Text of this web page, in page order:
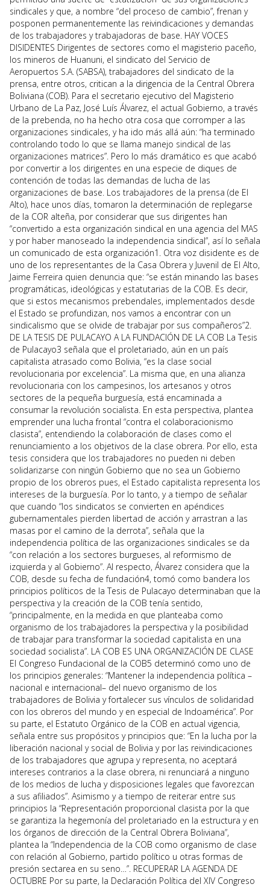
sindicales y que, a nombre “del proceso de cambio”, frenan y
posponen permanentemente las reivindicaciones y demandas
de los trabajadores y trabajadoras de base. HAY VOCES
DISIDENTES Dirigentes de sectores como el magisterio paceño,
los mineros de Huanuni, el sindicato del Servicio de
Aeropuertos S.A. (SABSA), trabajadores del sindicato de la
prensa, entre otros, critican a la dirigencia de la Central Obrera
Boliviana (COB). Para el secretario ejecutivo del Magisterio
Urbano de La Paz, José Luís Álvarez, el actual Gobierno, a través
de la prebenda, no ha hecho otra cosa que corromper a las
organizaciones sindicales, y ha ido más allá aún: “ha terminado
controlando todo lo que se llama manejo sindical de las
organizaciones matrices”. Pero lo más dramático es que acabó
por convertir a los dirigentes en una especie de diques de
contención de todas las demandas de lucha de las
organizaciones de base. Los trabajadores de la prensa (de El
Alto), hace unos días, tomaron la determinación de replegarse
de la COR alteña, por considerar que sus dirigentes han
“convertido a esta organización sindical en una agencia del MAS
y por haber manoseado la independencia sindical”, así lo señala
un comunicado de esta organización1. Otra voz disidente es de
uno de los representantes de la Casa Obrera y Juvenil de El Alto,
Jaime Ferreira quien denuncia que: “se están minando las bases
programáticas, ideológicas y estatutarias de la COB. Es decir,
que si estos mecanismos prebendales, implementados desde
el Estado se profundizan, nos vamos a encontrar con un
sindicalismo que se olvide de trabajar por sus compañeros”2.
DE LA TESIS DE PULACAYO A LA FUNDACIÓN DE LA COB La Tesis
de Pulacayo3 señala que el proletariado, aún en un país
capitalista atrasado como Bolivia, “es la clase social
revolucionaria por excelencia”. La misma que, en una alianza
revolucionaria con los campesinos, los artesanos y otros
sectores de la pequeña burguesía, está encaminada a
consumar la revolución socialista. En esta perspectiva, plantea
emprender una lucha frontal “contra el colaboracionismo
clasista”, entendiendo la colaboración de clases como el
renunciamiento a los objetivos de la clase obrera. Por ello, esta
tesis considera que los trabajadores no pueden ni deben
solidarizarse con ningún Gobierno que no sea un Gobierno
propio de los obreros pues, el Estado capitalista representa los
intereses de la burguesía. Por lo tanto, y a tiempo de señalar
que cuando “los sindicatos se convierten en apéndices
gubernamentales pierden libertad de acción y arrastran a las
masas por el camino de la derrota”, señala que la
independencia política de las organizaciones sindicales se da
“con relación a los sectores burgueses, al reformismo de
izquierda y al Gobierno”. Al respecto, Álvarez considera que la
COB, desde su fecha de fundación4, tomó como bandera los
principios políticos de la Tesis de Pulacayo determinaban que la
perspectiva y la creación de la COB tenía sentido,
“principalmente, en la medida en que planteaba como
organismo de los trabajadores la perspectiva y la posibilidad
de trabajar para transformar la sociedad capitalista en una
sociedad socialista”. LA COB ES UNA ORGANIZACIÓN DE CLASE
El Congreso Fundacional de la COB5 determinó como uno de
los principios generales: “Mantener la independencia política –
nacional e internacional– del nuevo organismo de los
trabajadores de Bolivia y fortalecer sus vínculos de solidaridad
con los obreros del mundo y en especial de Indoamérica”. Por
su parte, el Estatuto Orgánico de la COB en actual vigencia,
señala entre sus propósitos y principios que: “En la lucha por la
liberación nacional y social de Bolivia y por las reivindicaciones
de los trabajadores que agrupa y representa, no aceptará
intereses contrarios a la clase obrera, ni renunciará a ninguno
de los medios de lucha y disposiciones legales que favorezcan
a sus afiliados”. Asimismo y a tiempo de reiterar entre sus
principios la “Representación proporcional clasista por la que
se garantiza la hegemonía del proletariado en la estructura y en
los órganos de dirección de la Central Obrera Boliviana”,
plantea la “Independencia de la COB como organismo de clase
con relación al Gobierno, partido político u otras formas de
presión sectarea en su seno…”. RECUPERAR LA AGENDA DE
OCTUBRE Por su parte, la Declaración Política del XIV Congreso